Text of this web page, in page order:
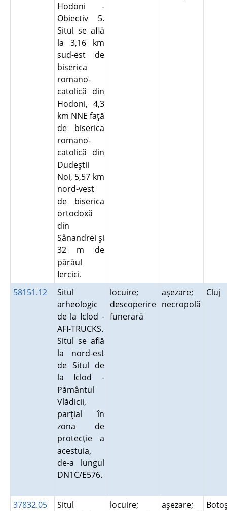
Hodoni -
Obiectiv 5.
Situl se află
la 3,16 km
sud-est de
biserica
romano-
catolică din
Hodoni, 4,3
km NNE faţă
de biserica
romano-
catolică din
Dudeştii
Noi, 5,57 km
nord-vest
de biserica
ortodoxă
din
Sânandrei şi
32 m de
pârâul
Iercici.
58151.12
Situl
arheologic
de la Iclod -
AFI-TRUCKS.
Situl se află
la nord-est
de Situl de
la Iclod -
Pământul
Vlădicii,
parţial în
zona de
protecţie a
acestuia,
de-a lungul
DN1C/E576.
locuire;
descoperire
funerară
aşezare;
necropolă
Cluj
37832.05
Situl
locuire;
aşezare;